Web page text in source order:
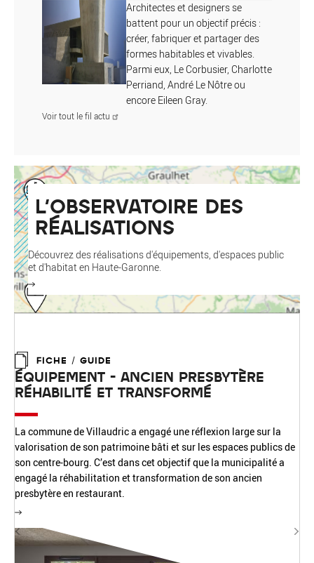
Architectes et designers se
battent pour un objectif précis :
créer, fabriquer et partager des
formes habitables et vivables.
Parmi eux, Le Corbusier, Charlotte
Perriand, André Le Nôtre ou
encore Eileen Gray.
Voir tout le fil actu
L'OBSERVATOIRE DES
RÉALISATIONS
Découvrez des réalisations d'équipements, d'espaces public
et d'habitat en Haute-Garonne.
FICHE / GUIDE
ÉQUIPEMENT - ANCIEN PRESBYTÈRE
RÉHABILITÉ ET TRANSFORMÉ
La commune de Villaudric a engagé une réflexion large sur la
valorisation de son patrimoine bâti et sur les espaces publics de
son centre-bourg. C’est dans cet objectif que la municipalité a
engagé la réhabilitation et transformation de son ancien
presbytère en restaurant.
Précédent